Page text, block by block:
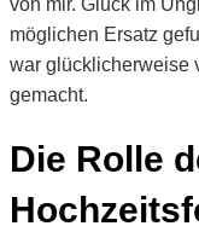
möglichen Ersatz
war glücklicherweise
gemacht.
Die Rolle